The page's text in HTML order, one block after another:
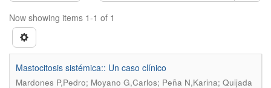
Now showing items 1-1 of 1
Mastocitosis sistémica:: Un caso clínico
Mardones P,Pedro; Moyano G,Carlos; Peña N,Karina; Quijada